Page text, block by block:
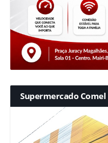
Supermercado Comel